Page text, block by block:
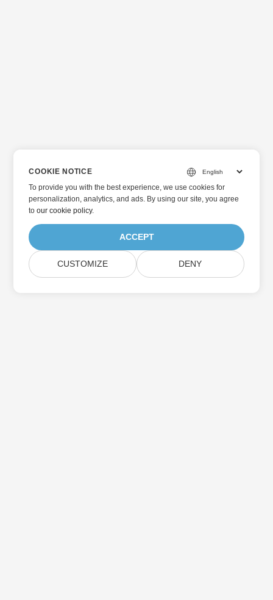
COOKIE NOTICE
To provide you with the best experience, we use cookies for
personalization, analytics, and ads. By using our site, you agree
toour cookie policy.
ACCEPT
CUSTOMIZE DENY